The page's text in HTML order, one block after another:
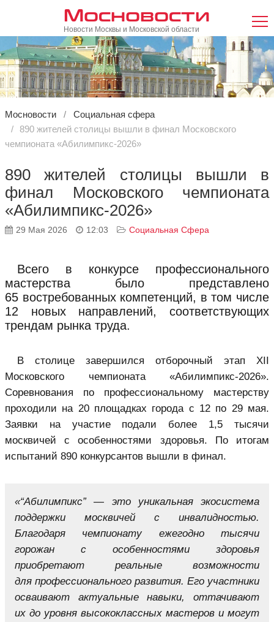
Мосновости
Новости Москвы и Московской области
Мосновости
Социальная сфера
890 жителей столицы вышли в финал Московского
чемпионата «Абилимпикс-2026»
890 жителей столицы вышли в
финал Московского чемпионата
«Абилимпикс-2026»
29 Мая 2026 12:03 Социальная Сфера
Всего в конкурсе профессионального
мастерства было представлено
65 востребованных компетенций, в том числе
12 новых направлений, соответствующих
трендам рынка труда.
В столице завершился отборочный этап XII
Московского чемпионата «Абилимпикс-2026».
Соревнования по профессиональному мастерству
проходили на 20 площадках города с 12 по 29 мая.
Заявки на участие подали более 1,5 тысячи
москвичей с особенностями здоровья. По итогам
испытаний 890 конкурсантов вышли в финал.
«“Абилимпикс” — это уникальная экосистема
поддержки москвичей с инвалидностью.
Благодаря чемпионату ежегодно тысячи
горожан с особенностями здоровья
приобретают реальные возможности
для профессионального развития. Его участники
осваивают актуальные навыки, оттачивают
их до уровня высококлассных мастеров и могут